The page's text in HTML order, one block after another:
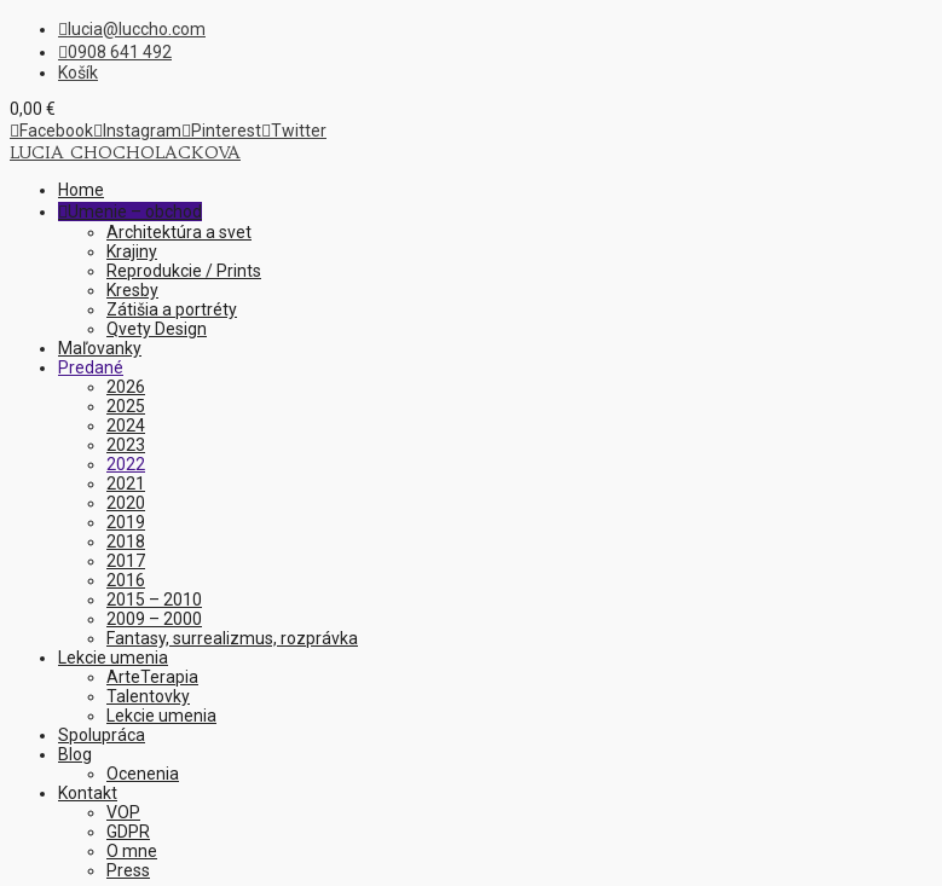
 lucia@luccho.com
0908 641 492
Košík
0,00 €
Facebook InstagramPinterestTwitter
LUCIA CHOCHOLACKOVA
Home
 Umenie – obchod
Architektúra a svet
Krajiny
Reprodukcie / Prints
Kresby
Zátišia a portréty
Qvety Design
Maľovanky
Predané
2026
2025
2024
2023
2022
2021
2020
2019
2018
2017
2016
2015 – 2010
2009 – 2000
Fantasy, surrealizmus, rozprávka
Lekcie umenia
ArteTerapia
Talentovky
Lekcie umenia
Spolupráca
Blog
Ocenenia
Kontakt
VOP
GDPR
O mne
Press